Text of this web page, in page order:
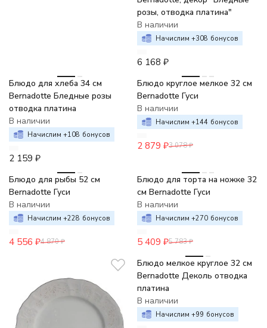
розы, отводка платина"
В наличии
Начислим +308 бонусов
6 168 ₽
Блюдо для хлеба 34 см
Bernadotte Бледные розы
отводка платина
В наличии
Начислим +108 бонусов
2 159 ₽
-6%
Блюдо круглое мелкое 32 см
Bernadotte Гуси
В наличии
Начислим +144 бонусов
2 879 ₽3 078 ₽
-6%
Блюдо для рыбы 52 см
Bernadotte Гуси
В наличии
Начислим +228 бонусов
4 556 ₽4 870 ₽
Блюдо для торта на ножке 32
см Bernadotte Гуси
В наличии
Начислим +270 бонусов
5 409 ₽5 783 ₽
Блюдо мелкое круглое 32 см
Bernadotte Деколь отводка
платина
В наличии
Начислим +99 бонусов